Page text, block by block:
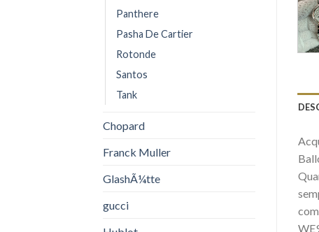
Panthere
Pasha De Cartier
Rotonde
Santos
Tank
Chopard
Franck Muller
GlashÃ¼tte
gucci